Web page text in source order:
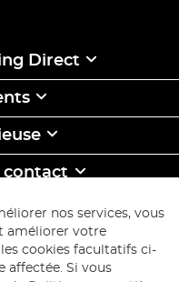
Direct
contact
nos services, vous
améliorer votre
cookies facultatifs ci-
affectée. Si vous